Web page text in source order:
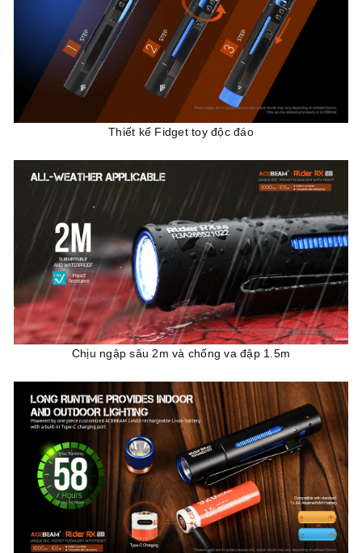
Thiết kế Fidget toy độc đáo
Chịu ngập sâu 2m và chống va đập 1.5m